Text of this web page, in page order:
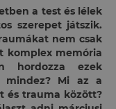
a test és lélek
szerepet játszik.
nem csak
komplex memória
hordozza ezek
mindez? Mi az a
és trauma között?